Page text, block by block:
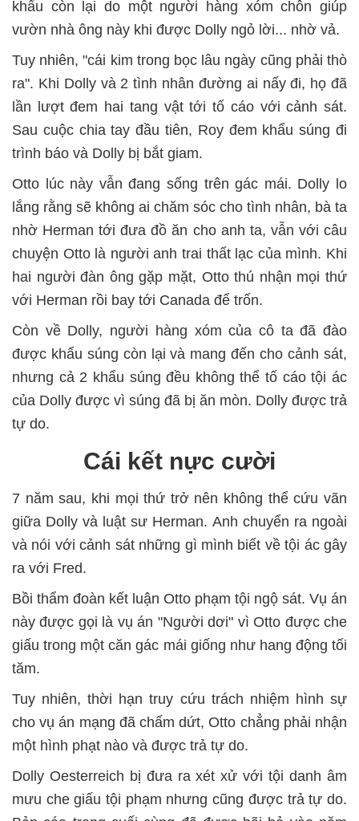
khẩu còn lại do một người hàng xóm chôn giúp
vườn nhà ông này khi được Dolly ngỏ lời... nhờ vả.
Tuy nhiên, "cái kim trong bọc lâu ngày cũng phải thò
ra". Khi Dolly và 2 tình nhân đường ai nấy đi, họ đã
lần lượt đem hai tang vật tới tố cáo với cảnh sát.
Sau cuộc chia tay đầu tiên, Roy đem khẩu súng đi
trình báo và Dolly bị bắt giam.
Otto lúc này vẫn đang sống trên gác mái. Dolly lo
lắng rằng sẽ không ai chăm sóc cho tình nhân, bà ta
nhờ Herman tới đưa đồ ăn cho anh ta, vẫn với câu
chuyện Otto là người anh trai thất lạc của mình. Khi
hai người đàn ông gặp mặt, Otto thú nhận mọi thứ
với Herman rồi bay tới Canada để trốn.
Còn về Dolly, người hàng xóm của cô ta đã đào
được khẩu súng còn lại và mang đến cho cảnh sát,
nhưng cả 2 khẩu súng đều không thể tố cáo tội ác
của Dolly được vì súng đã bị ăn mòn. Dolly được trả
tự do.
Cái kết nực cười
7 năm sau, khi mọi thứ trở nên không thể cứu vãn
giữa Dolly và luật sư Herman. Anh chuyển ra ngoài
và nói với cảnh sát những gì mình biết về tội ác gây
ra với Fred.
Bồi thẩm đoàn kết luận Otto phạm tội ngộ sát. Vụ án
này được gọi là vụ án "Người dơi" vì Otto được che
giấu trong một căn gác mái giống như hang động tối
tăm.
Tuy nhiên, thời hạn truy cứu trách nhiệm hình sự
cho vụ án mạng đã chấm dứt, Otto chẳng phải nhận
một hình phạt nào và được trả tự do.
Dolly Oesterreich bị đưa ra xét xử với tội danh âm
mưu che giấu tội phạm nhưng cũng được trả tự do.